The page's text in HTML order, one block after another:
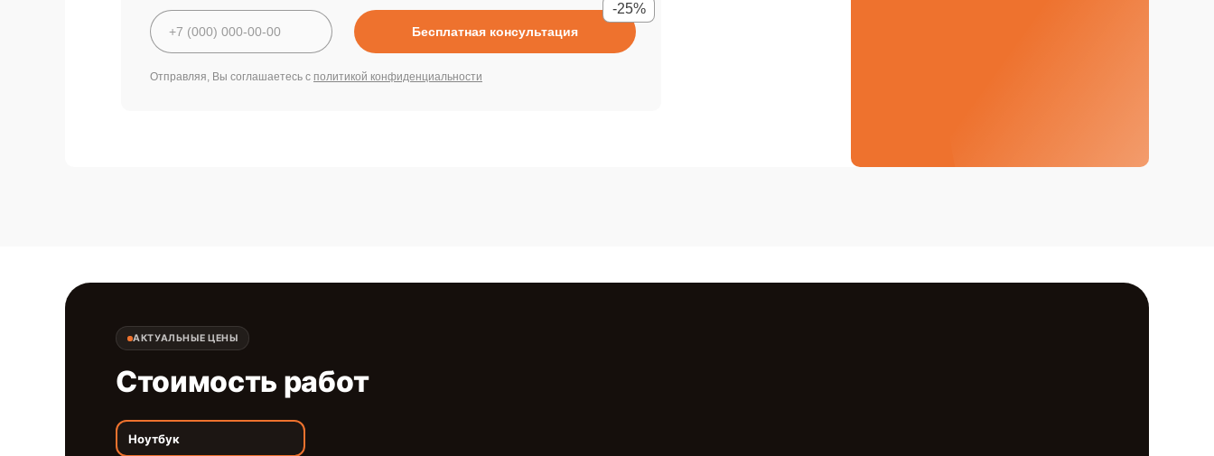
Бесплатная консультация
-25%
Отправляя, Вы соглашаетесь с политикой конфиденциальности
АКТУАЛЬНЫЕ ЦЕНЫ
Стоимость работ
Ноутбук